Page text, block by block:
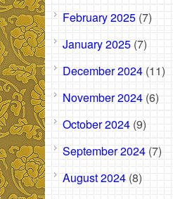
February 2025 (7)
January 2025 (7)
December 2024 (11)
November 2024 (6)
October 2024 (9)
September 2024 (7)
August 2024 (8)